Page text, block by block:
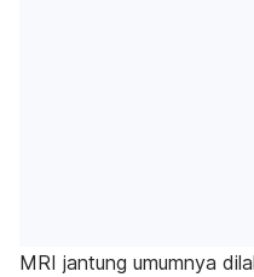
MRI jantung umumnya